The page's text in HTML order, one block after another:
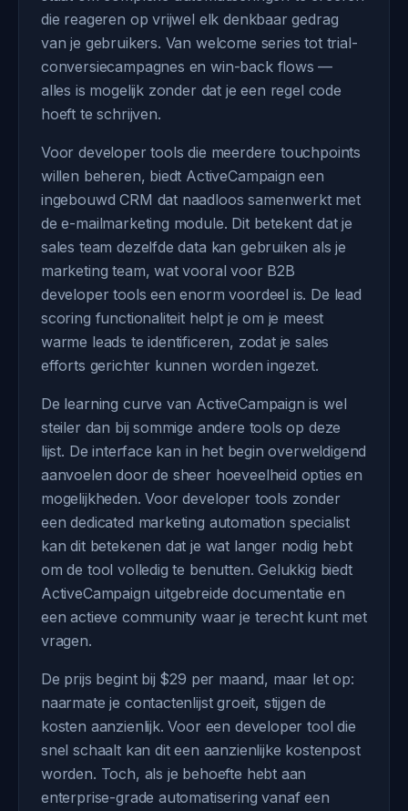
die reageren op vrijwel elk denkbaar gedrag
van je gebruikers. Van welcome series tot trial-
conversiecampagnes en win-back flows —
alles is mogelijk zonder dat je een regel code
hoeft te schrijven.
Voor developer tools die meerdere touchpoints
willen beheren, biedt ActiveCampaign een
ingebouwd CRM dat naadloos samenwerkt met
de e-mailmarketing module. Dit betekent dat je
sales team dezelfde data kan gebruiken als je
marketing team, wat vooral voor B2B
developer tools een enorm voordeel is. De lead
scoring functionaliteit helpt je om je meest
warme leads te identificeren, zodat je sales
efforts gerichter kunnen worden ingezet.
De learning curve van ActiveCampaign is wel
steiler dan bij sommige andere tools op deze
lijst. De interface kan in het begin overweldigend
aanvoelen door de sheer hoeveelheid opties en
mogelijkheden. Voor developer tools zonder
een dedicated marketing automation specialist
kan dit betekenen dat je wat langer nodig hebt
om de tool volledig te benutten. Gelukkig biedt
ActiveCampaign uitgebreide documentatie en
een actieve community waar je terecht kunt met
vragen.
De prijs begint bij $29 per maand, maar let op:
naarmate je contactenlijst groeit, stijgen de
kosten aanzienlijk. Voor een developer tool die
snel schaalt kan dit een aanzienlijke kostenpost
worden. Toch, als je behoefte hebt aan
enterprise-grade automatisering vanaf een